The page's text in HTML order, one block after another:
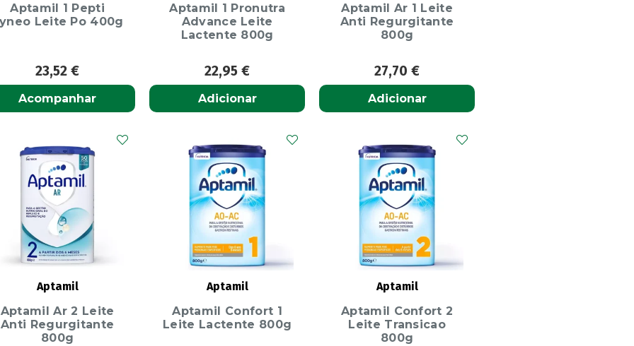
Aptamil 1 Pepti
Leite Po 400g
23,52€
Acompanhar
Aptamil 1 Pronutra
Advance Leite
Lactente 800g
22,95€
Adicionar
Aptamil Ar 1 Leite
Anti Regurgitante
800g
27,70€
Adicionar
Aptamil
Aptamil Ar 2 Leite
Anti Regurgitante
800g
Aptamil
Aptamil Confort 1
Leite Lactente 800g
Aptamil
Aptamil Confort 2
Leite Transicao
800g